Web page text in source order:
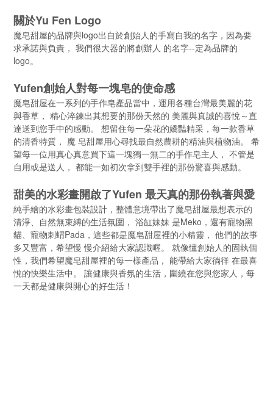
關於Yu Fen Logo
魔皂甜屋的品牌與logo出⾃於創始⼈的⼿寫⾃我的名字，因為要
求承諾與負責， 我們很⼤器的將創辦⼈ 的名字--定為品牌的
logo。
Yufen創始⼈對每⼀塊皂的使命感
魔皂甜屋在⼀系列的⼿作皂產品當中，運⽤各種台灣最美麗的花
與香草， 精⼼淬鍊出其想要的那份天然的 美麗與真誠的喜悅～直
達送到您⼿中的感動。 想留住每⼀朵花的嬌豔精采，每⼀款香草
的清香特質， 魔 皂甜屋⽤⼼尋找最⾃然農耕的精油與植物油。 希
望每⼀位⽤真⼼真意買下這⼀塊獨⼀無⼆的⼿作皂主⼈， 不管是
⾃⽤或是送⼈， 都能⼀如初次拿到雙⼿裡的那份驚喜與感動。
甜美的⽔彩畫開啟了Yufen 最天真的那份執著與愛
純⼿繪的⽔彩畫包裝設計，整體意境帶出了魔皂甜屋最想表⽰的
清淨、⾃然無束縛的⽣活氛圍， 浴缸妹妹 是Meko，還有寵物⿊
貓、寵物刺蝟Pada，這些都是魔皂甜屋裡的⼩精靈， 他們的故事
多⼜豐富，希望慢 慢介紹給⼤家認識喔。 就像懂創始⼈的固執個
性，我們希望魔皂甜屋裡的每⼀樣產品， 能帶給⼤家徜徉 在最喜
悅的快樂⽣活中。 讓健康與香氛的⽣活，圍繞在您與您家⼈，每
⼀天都是健康與開⼼的好⽣活！